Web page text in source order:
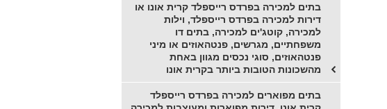
בתים למכירה בפרדס רייספלד קרית אונו או
דירות למכירה בפרדס רייספלד, וילות
למכירה, קוטג'ים למכירה, בתים דו
משפחתיים, מגרשים, פנטהאוזים או מיני
פנטהאוזים, סוגי נכסים מגוון באחת
מהשכונות הטובות ביותר בקרית אונו
בתים מפוארים למכירה בפרדס רייספלד